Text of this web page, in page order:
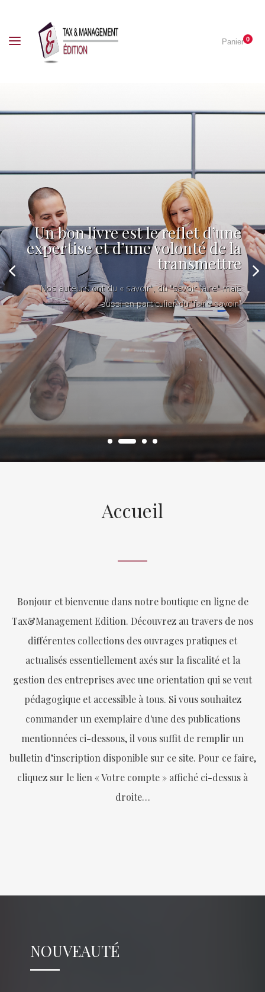
Panier0
Un bon livre est le reflet d’une
expertise et d’une volonté de la
transmettre
Nos auteurs ont du « savoir", du "savoir faire" mais
aussi en particulier du "faire savoir"
Accueil
Bonjour et bienvenue dans notre boutique en ligne de
Tax&Management Edition. Découvrez au travers de nos
différentes collections des ouvrages pratiques et
actualisés essentiellement axés sur la fiscalité et la
gestion des entreprises avec une orientation qui se veut
pédagogique et accessible à tous. Si vous souhaitez
commander un exemplaire d'une des publications
mentionnées ci-dessous, il vous suffit de remplir un
bulletin d’inscription disponible sur ce site. Pour ce faire,
cliquez sur le lien « Votre compte » affiché ci-dessus à
droite…
NOUVEAUTÉ